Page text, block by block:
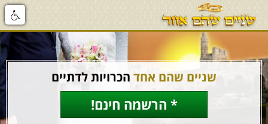
שניים שהם אחד הכרויות לדתיים
* הרשמה חינם!